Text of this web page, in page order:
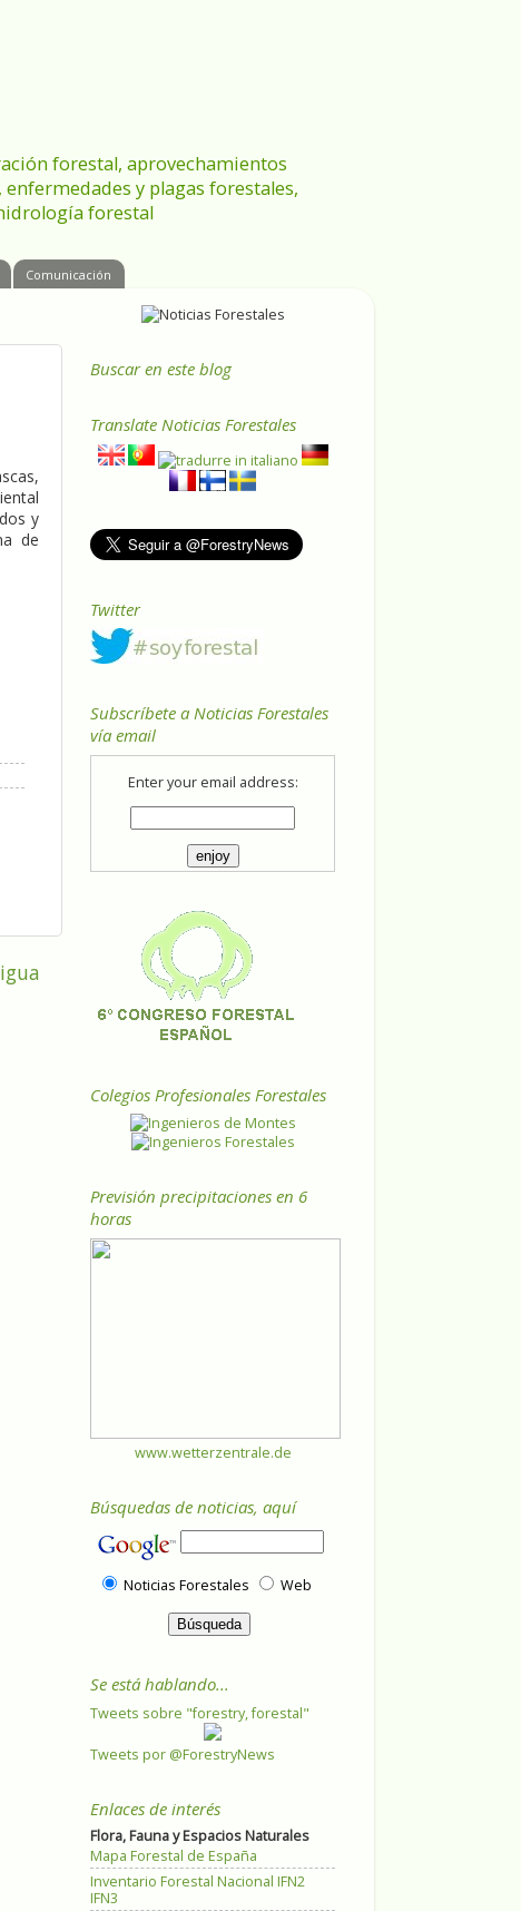
forestal, aprovechamientos
y plagas forestales,
forestal
Comunicación
y
de
Buscar en este blog
Translate Noticias Forestales
Twitter
Subscríbete a Noticias Forestales
vía email
Enter your email address:
Colegios Profesionales Forestales
Previsión precipitaciones en 6
horas
www.wetterzentrale.de
Búsquedas de noticias, aquí
Noticias Forestales Web
Se está hablando...
Tweets sobre "forestry, forestal"
Tweets por @ForestryNews
Enlaces de interés
Flora, Fauna y Espacios Naturales
Mapa Forestal de España
Inventario Forestal Nacional IFN2
IFN3